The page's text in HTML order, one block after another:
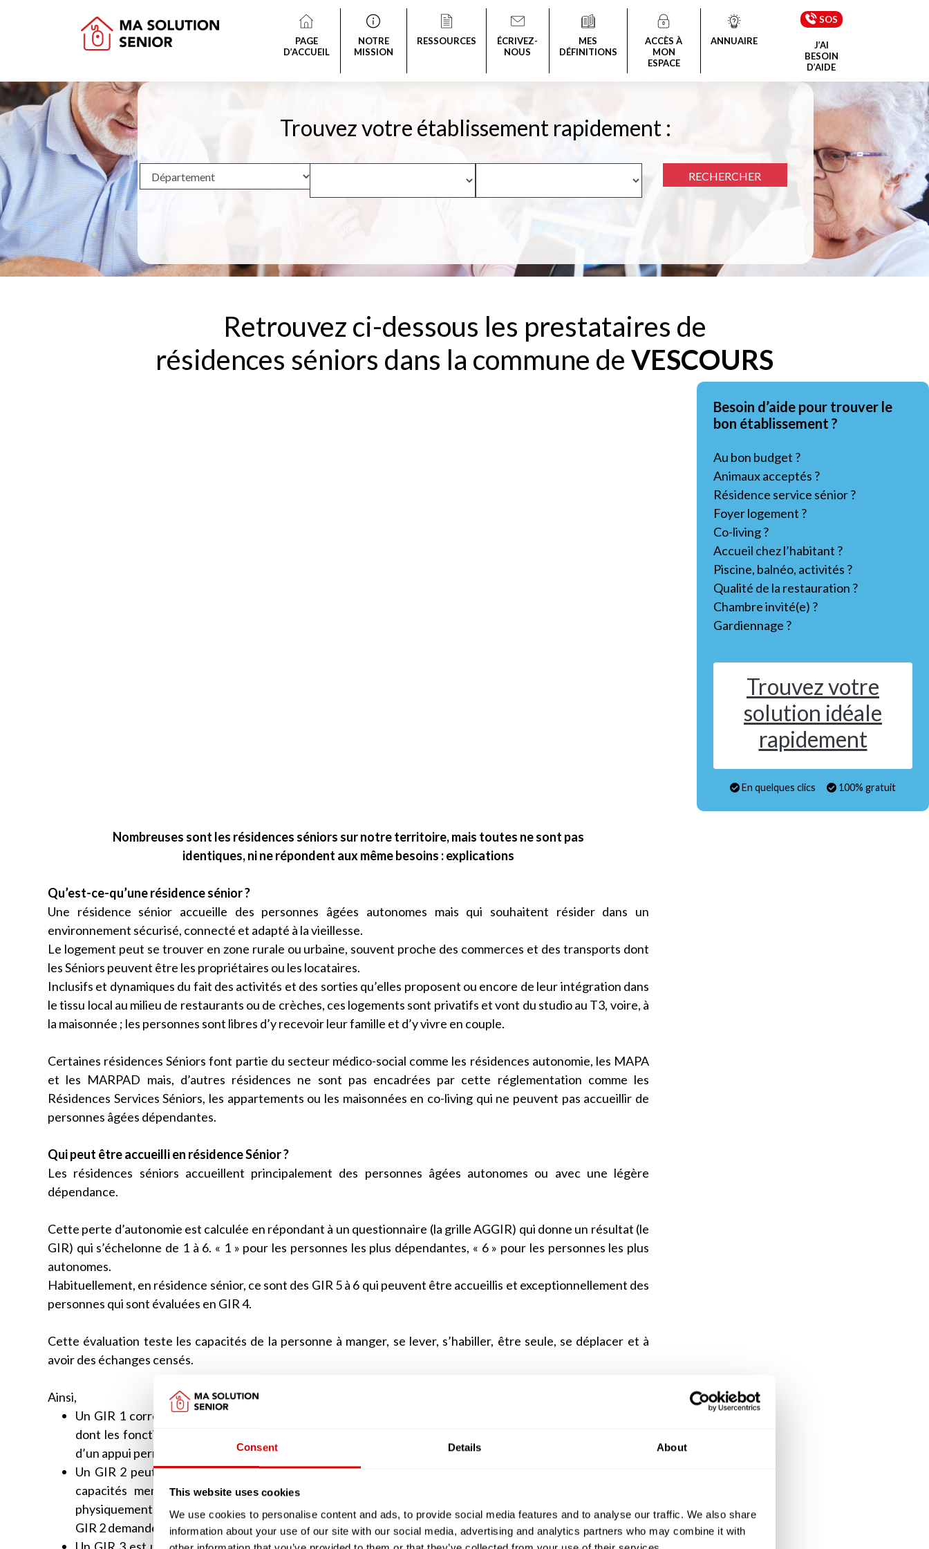
Consent Details About
This website uses cookies
We use cookies to personalise content and ads, to provide social media features and to analyse our traffic. We also share
information about your use of our site with our social media, advertising and analytics partners who may combine it with
PAGE
D’ACCUEIL
NOTRE
MISSION
RESSOURCES
ÉCRIVEZ-
NOUS
MES
DÉFINITIONS
ACCÈS À
MON
ESPACE
ANNUAIRE
SOS
J’AI
BESOIN
D’AIDE
Trouvez votre établissement rapidement :
RECHERCHER
Retrouvez ci-dessous les prestataires de
résidences séniors dans la commune de VESCOURS
Besoin d’aide pour trouver le
bon établissement ?
Au bon budget ?
Animaux acceptés ?
Résidence service sénior ?
Foyer logement ?
Co-living ?
Accueil chez l’habitant ?
Piscine, balnéo, activités ?
Qualité de la restauration ?
Chambre invité(e) ?
Gardiennage ?
Trouvez votre
solution idéale
rapidement
En quelques clics 100% gratuit
Nombreuses sont les résidences séniors sur notre territoire, mais toutes ne sont pas
identiques, ni ne répondent aux même besoins : explications
Qu’est-ce-qu’une résidence sénior ?
Une résidence sénior accueille des personnes âgées autonomes mais qui souhaitent résider dans un
environnement sécurisé, connecté et adapté à la vieillesse.
Le logement peut se trouver en zone rurale ou urbaine, souvent proche des commerces et des transports dont
les Séniors peuvent être les propriétaires ou les locataires.
Inclusifs et dynamiques du fait des activités et des sorties qu’elles proposent ou encore de leur intégration dans
le tissu local au milieu de restaurants ou de crèches, ces logements sont privatifs et vont du studio au T3, voire, à
la maisonnée ; les personnes sont libres d’y recevoir leur famille et d’y vivre en couple.
Certaines résidences Séniors font partie du secteur médico-social comme les résidences autonomie, les MAPA
et les MARPAD mais, d’autres résidences ne sont pas encadrées par cette réglementation comme les
Résidences Services Séniors, les appartements ou les maisonnées en co-living qui ne peuvent pas accueillir de
personnes âgées dépendantes.
Qui peut être accueilli en résidence Sénior ?
Les résidences séniors accueillent principalement des personnes âgées autonomes ou avec une légère
dépendance.
Cette perte d’autonomie est calculée en répondant à un questionnaire (la grille AGGIR) qui donne un résultat (le
GIR) qui s’échelonne de 1 à 6. « 1 » pour les personnes les plus dépendantes, « 6 » pour les personnes les plus
autonomes.
Habituellement, en résidence sénior, ce sont des GIR 5 à 6 qui peuvent être accueillis et exceptionnellement des
personnes qui sont évaluées en GIR 4.
Cette évaluation teste les capacités de la personne à manger, se lever, s’habiller, être seule, se déplacer et à
avoir des échanges censés.
Ainsi,
Un GIR 1 correspondra bien souvent à une personne alitée ou assise en permanence dans un fauteuil et
dont les fonctions mentales sont malheureusement très altérées. Cette personne âgée devra bénéficier
d’un appui permanent.
Un GIR 2 peut correspondre, tout comme le GIR 1, à une personne alitée ou en fauteuil mais avec des
capacités mentales qui ne sont pas totalement altérées ou, à l’inverse, à une personne qui est
physiquement autonome mais dont les fonctions mentales sont altérées. La personne qui sera évaluée en
GIR 2 demandera, tout comme le GIR 1, une surveillance permanente.